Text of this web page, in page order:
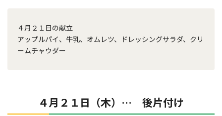
４月２１日の献立
アップルパイ、牛乳、オムレツ、ドレッシングサラダ、クリ
ームチャウダー
４月２１日（木）… 後片付け